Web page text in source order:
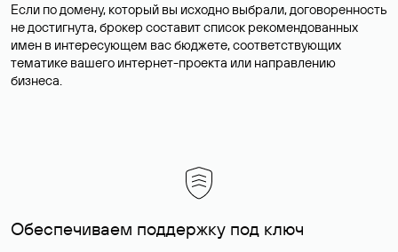
Если по домену, который вы исходно выбрали, договоренность
не достигнута, брокер составит список рекомендованных
имен в интересующем вас бюджете, соответствующих
тематике вашего интернет-проекта или направлению
бизнеса.
Обеспечиваем поддержку под ключ